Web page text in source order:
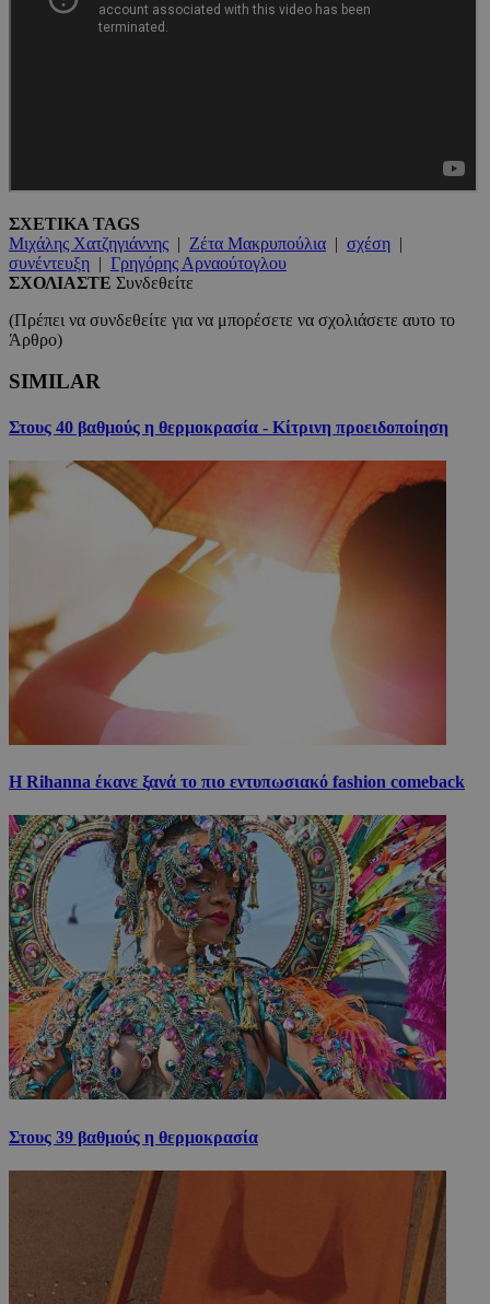
ΣΧΕΤΙΚΑ TAGS
Μιχάλης Χατζηγιάννης | Ζέτα Μακρυπούλια | σχέση |
συνέντευξη | Γρηγόρης Αρναούτογλου
ΣΧΟΛΙΑΣΤΕ Συνδεθείτε
(Πρέπει να συνδεθείτε για να μπορέσετε να σχολιάσετε αυτο το
Άρθρο)
SIMILAR
Στους 40 βαθμούς η θερμοκρασία - Κίτρινη προειδοποίηση
Η Rihanna έκανε ξανά το πιο εντυπωσιακό fashion comeback
Στους 39 βαθμούς η θερμοκρασία